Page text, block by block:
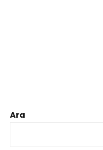
Ara